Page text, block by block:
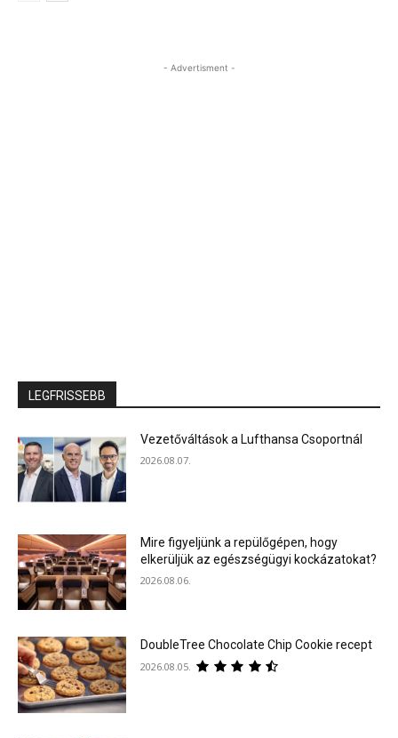
- Advertisment -
LEGFRISSEBB
Vezetőváltások a Lufthansa Csoportnál
2026.08.07.
Mire figyeljünk a repülőgépen, hogy
elkerüljük az egészségügyi kockázatokat?
2026.08.06.
DoubleTree Chocolate Chip Cookie recept
2026.08.05.